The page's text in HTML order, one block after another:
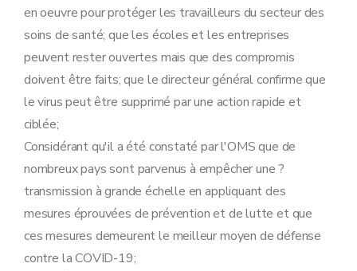
en oeuvre pour protéger les travailleurs du secteur des
soins de santé; que les écoles et les entreprises
peuvent rester ouvertes mais que des compromis
doivent être faits; que le directeur général confirme que
le virus peut être supprimé par une action rapide et
ciblée;
Considérant qu'il a été constaté par l'OMS que de
nombreux pays sont parvenus à empêcher une ?
transmission à grande échelle en appliquant des
mesures éprouvées de prévention et de lutte et que
ces mesures demeurent le meilleur moyen de défense
contre la COVID-19;